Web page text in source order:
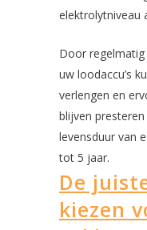
elektrolytniveau
Door
uw loodaccu’s
verlengen en
blijven
levensduur van
tot 5 jaar.
De
kiezen